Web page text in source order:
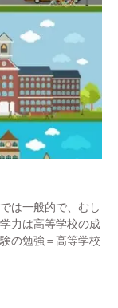
は一般的で、むし
力は高等学校の成
の勉強＝高等学校